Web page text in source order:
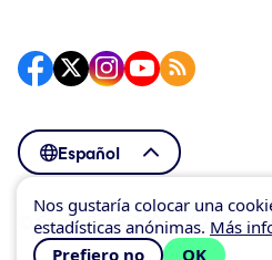
Nos gustaría colocar una
estadísticas anónimas. Más
Prefiero no
OK
Español
© SuperSaaS 2007–2026